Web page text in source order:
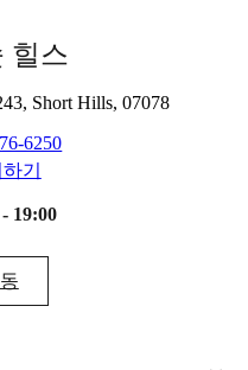
힐스
Short Hills, 07078
6250
기
19:00